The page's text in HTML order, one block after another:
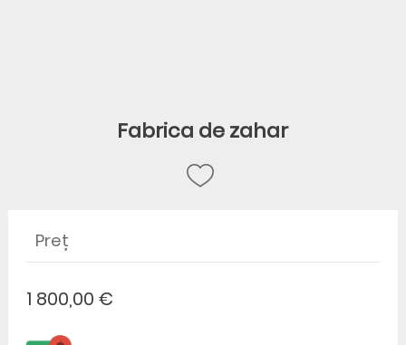
Fabrica de zahar
Preț
1 800,00 €